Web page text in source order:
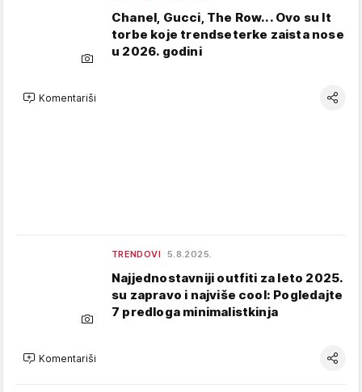
Chanel, Gucci, The Row... Ovo su It
torbe koje trendseterke zaista nose
u 2026. godini
Komentariši
TRENDOVI 5.8.2025.
Najjednostavniji outfiti za leto 2025.
su zapravo i najviše cool: Pogledajte
7 predloga minimalistkinja
Komentariši